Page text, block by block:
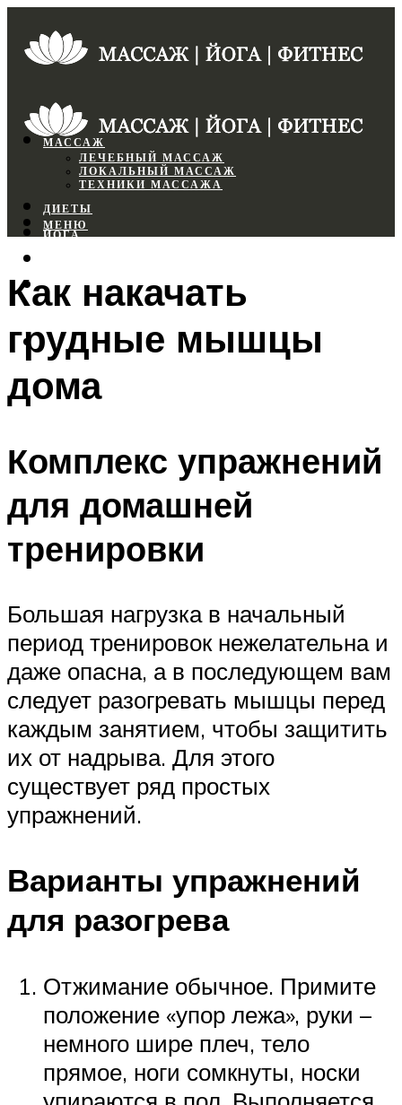
МАССАЖ
ЛЕЧЕБНЫЙ МАССАЖ
ЛОКАЛЬНЫЙ МАССАЖ
ТЕХНИКИ МАССАЖА
ДИЕТЫ
ЙОГА
ФИТНЕС
МЕНЮ
МЕНЮ
Как накачать
грудные мышцы
дома
Комплекс упражнений
для домашней
тренировки
Большая нагрузка в начальный
период тренировок нежелательна и
даже опасна, а в последующем вам
следует разогревать мышцы перед
каждым занятием, чтобы защитить
их от надрыва. Для этого
существует ряд простых
упражнений.­
Варианты упражнений
для разогрева
Отжимание обычное. Примите
положение «упор лежа», руки –
немного шире плеч, тело
прямое, ноги сомкнуты, носки